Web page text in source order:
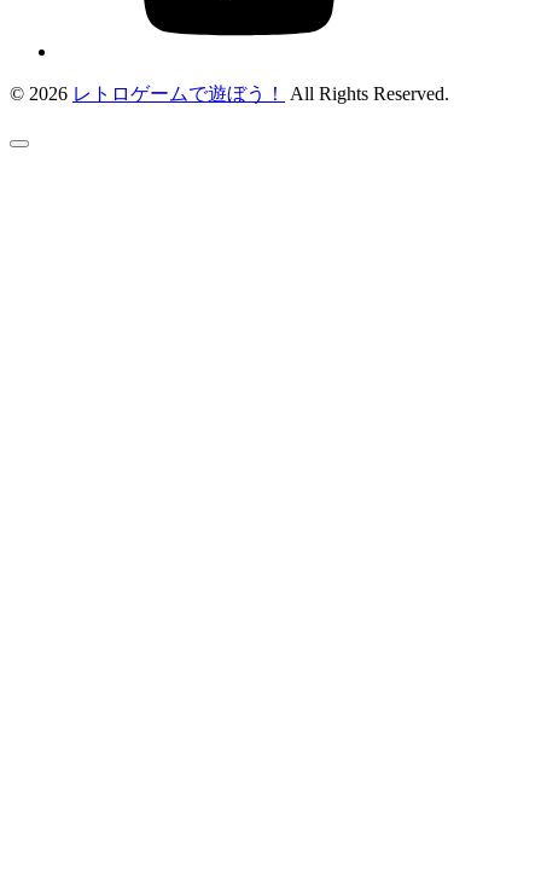
© 2026 レトロゲームで遊ぼう！ All Rights Reserved.